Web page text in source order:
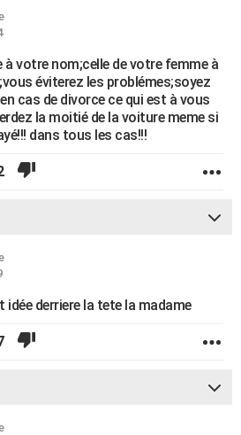
votre nom;celle de votre femme à
éviterez les problémes;soyez
cas de divorce ce qui est à vous
la moitié de la voiture meme si
dans tous les cas!!!
idée derriere la tete la madame